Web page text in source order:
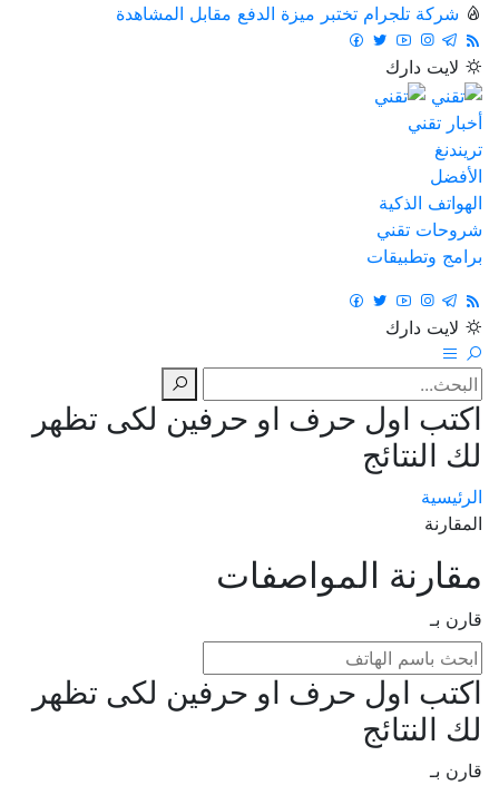
شركة تلجرام تختبر ميزة الدفع مقابل المشاهدة
لايت دارك
أخبار تقني
تريندنغ
الأفضل
الهواتف الذكية
شروحات تقني
برامج وتطبيقات
لايت دارك
اكتب اول حرف او حرفين لكى تظهر
لك النتائج
الرئيسية
المقارنة
مقارنة المواصفات
قارن بـ
اكتب اول حرف او حرفين لكى تظهر
لك النتائج
قارن بـ